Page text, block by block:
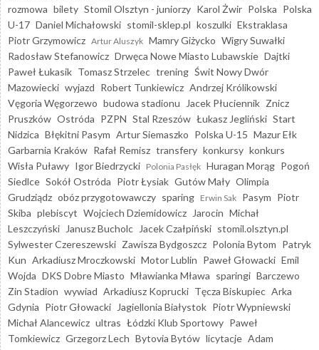
rozmowa bilety Stomil Olsztyn - juniorzy Karol Żwir Polska Polska
U-17 Daniel Michałowski stomil-sklep.pl koszulki Ekstraklasa
Piotr Grzymowicz Artur Aluszyk Mamry Giżycko Wigry Suwałki
Radosław Stefanowicz Drwęca Nowe Miasto Lubawskie Dajtki
Paweł Łukasik Tomasz Strzelec trening Świt Nowy Dwór
Mazowiecki wyjazd Robert Tunkiewicz Andrzej Królikowski
Vęgoria Węgorzewo budowa stadionu Jacek Płuciennik Znicz
Pruszków Ostróda PZPN Stal Rzeszów Łukasz Jegliński Start
Nidzica Błękitni Pasym Artur Siemaszko Polska U-15 Mazur Ełk
Garbarnia Kraków Rafał Remisz transfery konkursy konkurs
Wisła Puławy Igor Biedrzycki Polonia Pasłęk Huragan Morąg Pogoń
Siedlce Sokół Ostróda Piotr Łysiak Gutów Mały Olimpia
Grudziądz obóz przygotowawczy sparing Erwin Sak Pasym Piotr
Skiba plebiscyt Wojciech Dziemidowicz Jarocin Michał
Leszczyński
Janusz Bucholc Jacek Czałpiński stomil.olsztyn.pl
Sylwester Czereszewski Zawisza Bydgoszcz Polonia Bytom Patryk
Kun Arkadiusz Mroczkowski Motor Lublin Paweł Głowacki Emil
Wojda DKS Dobre Miasto Mławianka Mława sparingi Barczewo
Zin Stadion wywiad Arkadiusz Koprucki Tęcza Biskupiec Arka
Gdynia Piotr Głowacki Jagiellonia Białystok Piotr Wypniewski
Michał Alancewicz ultras Łódzki Klub Sportowy Paweł
Tomkiewicz Grzegorz Lech Bytovia Bytów licytacje Adam